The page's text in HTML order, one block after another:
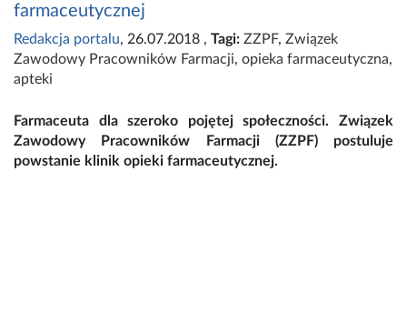
farmaceutycznej
Redakcja portalu, 26.07.2018 , Tagi: ZZPF, Związek
Zawodowy Pracowników Farmacji, opieka farmaceutyczna,
apteki
Farmaceuta dla szeroko pojętej społeczności. Związek
Zawodowy Pracowników Farmacji (ZZPF) postuluje
powstanie klinik opieki farmaceutycznej.